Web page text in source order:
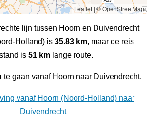
Leaflet| © OpenStreetMap
lijn tussen Hoorn en Duivendrecht
Holland) is 35.83 km, maar de reis
is 51 kmlange route.
te gaan vanaf Hoorn naar Duivendrecht.
vanaf Hoorn (Noord-Holland) naar
Duivendrecht